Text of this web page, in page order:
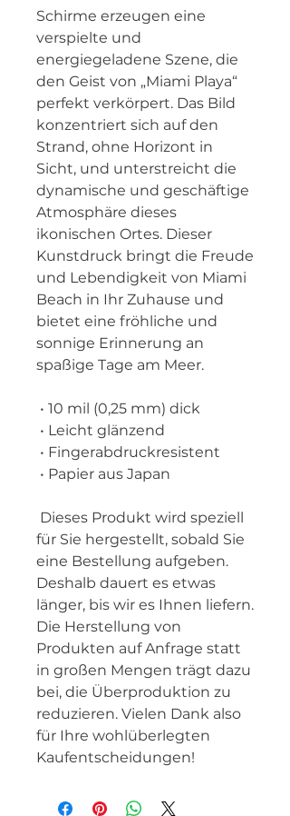
Schirme erzeugen eine
verspielte und
energiegeladene Szene, die
den Geist von „Miami Playa“
perfekt verkörpert. Das Bild
konzentriert sich auf den
Strand, ohne Horizont in
Sicht, und unterstreicht die
dynamische und geschäftige
Atmosphäre dieses
ikonischen Ortes. Dieser
Kunstdruck bringt die Freude
und Lebendigkeit von Miami
Beach in Ihr Zuhause und
bietet eine fröhliche und
sonnige Erinnerung an
spaßige Tage am Meer.
• 10 mil (0,25 mm) dick
• Leicht glänzend
• Fingerabdruckresistent
• Papier aus Japan
für Sie hergestellt, sobald Sie
eine Bestellung aufgeben.
Deshalb dauert es etwas
länger, bis wir es Ihnen liefern.
Die Herstellung von
Produkten auf Anfrage statt
in großen Mengen trägt dazu
bei, die Überproduktion zu
reduzieren. Vielen Dank also
für Ihre wohlüberlegten
Kaufentscheidungen!